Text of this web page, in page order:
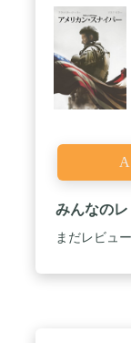
みんなの
まだレビュ